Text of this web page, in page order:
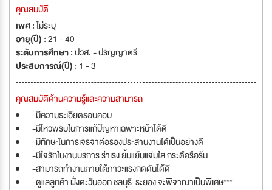
คุณสมบัติ
เพศ :ไม่ระบุ
อายุ(ปี) :21 - 40
ระดับการศึกษา :ปวส. - ปริญญาตรี
ประสบการณ์(ปี) : 1 - 3
คุณสมบัติด้านความรู้และความสามารถ
-มีความระเอียดรอบคอบ
-มีไหวพริบในการแก้ปัญหาเฉพาะหน้าได้ดี
-มีทักษะในการเจรจาต่อรองประสานงานได้เป็นอย่างดี
-มีใจรักในงานบริการ ร่าเริง ยิ้มแย้มแจ่มใส กระตือรือร้น
-สามารถทำงานภายใต้ภาวะแรงกดดันได้ดี
-ดูแลลูกค้า ฝั่งตะวันออก ชลบุรี-ระยอง จะพิจาณาเป็นพิเศษ***